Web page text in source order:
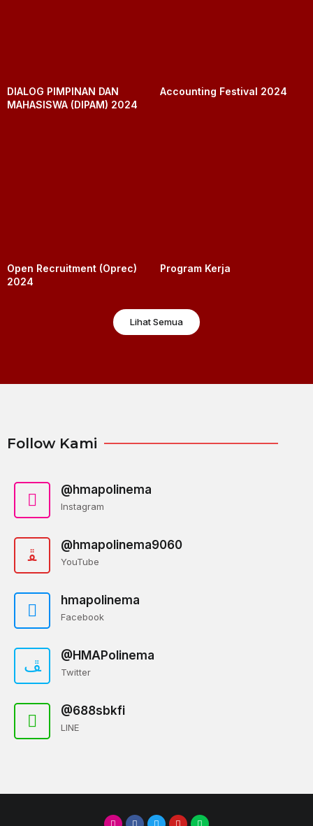
DIALOG PIMPINAN DAN
MAHASISWA (DIPAM) 2024
Accounting Festival 2024
Open Recruitment (Oprec)
2024
Program Kerja
Lihat Semua
Follow Kami
@hmapolinema
Instagram
@hmapolinema9060
YouTube
hmapolinema
Facebook
@HMAPolinema
Twitter
@688sbkfi
LINE